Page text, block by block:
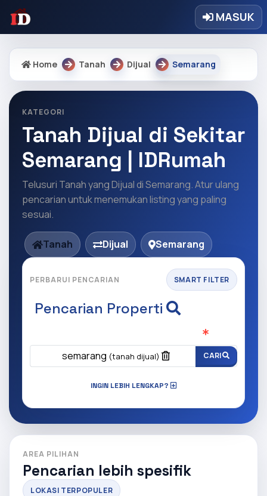
MASUK
Home Tanah Dijual Semarang
KATEGORI
Tanah Dijual di Sekitar
Semarang | IDRumah
Telusuri Tanah yang Dijual di Semarang. Atur ulang
pencarian untuk menemukan listing yang paling
sesuai.
Tanah Dijual Semarang
PERBARUI PENCARIAN SMART FILTER
Pencarian Properti
semarang (tanah dijual) CARI
INGIN LEBIH LENGKAP?
AREA PILIHAN
Pencarian lebih spesifik
LOKASI TERPOPULER